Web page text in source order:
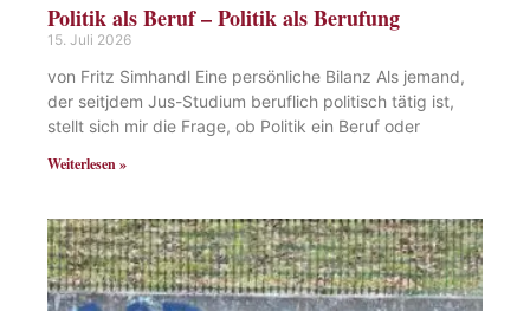
Politik als Beruf – Politik als Berufung
15. Juli 2026
von Fritz Simhandl Eine persönliche Bilanz Als jemand,
der seitjdem Jus-Studium beruflich politisch tätig ist,
stellt sich mir die Frage, ob Politik ein Beruf oder
Weiterlesen »